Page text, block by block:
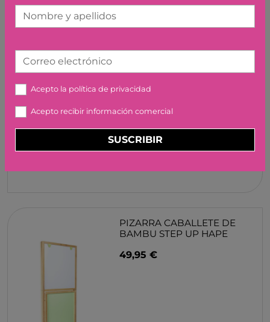
COFRE BLANCO/NEGRO
KAPLA
43,00 €
PIZARRA CABALLETE DE
BAMBU STEP UP HAPE
49,95 €
Nombre y apellidos
Correo electrónico
Acepto la política de privacidad
Acepto recibir información comercial
SUSCRIBIR